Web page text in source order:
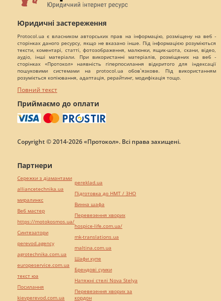
Юридичні застереження
Protocol.ua є власником авторських прав на інформацію, розміщену на веб -
сторінках даного ресурсу, якщо не вказано інше. Під інформацією розуміються
тексти, коментарі, статті, фотозображення, малюнки, ящик-шота, скани, відео,
аудіо, інші матеріали. При використанні матеріалів, розміщених на веб -
сторінках «Протокол» наявність гіперпосилання відкритого для індексації
пошуковими системами на protocol.ua обов`язкове. Під використанням
розуміється копіювання, адаптація, рерайтинг, модифікація тощо.
Повний текст
Приймаємо до оплати
Copyright © 2014-2026 «Протокол». Всі права захищені.
Партнери
Сережки з діамантами
alliancetechnika.ua
миралинкс
Веб мастер
https://motokosmos.ua/
Синтезатори
perevod.agency
agrotechnika.com.ua
europeservice.com.ua
текст юа
Посилання
kievperevod.com.ua
pereklad.ua
Підготовка до НМТ / ЗНО
Винна шафа
Перевезення хворих
hospice-life.com.ua/
mk-translations.ua
maltina.com.ua
Шафи купе
Брендові сумки
Натяжні стелі Nova Stelya
Перевезення хворих за
кордон